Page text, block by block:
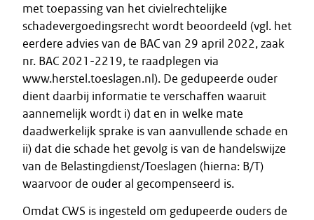
met toepassing van het civielrechtelijke
schadevergoedingsrecht wordt beoordeeld (vgl. het
eerdere advies van de BAC van 29 april 2022, zaak
nr. BAC 2021-2219, te raadplegen via
www.herstel.toeslagen.nl). De gedupeerde ouder
dient daarbij informatie te verschaffen waaruit
aannemelijk wordt i) dat en in welke mate
daadwerkelijk sprake is van aanvullende schade en
ii) dat die schade het gevolg is van de handelswijze
van de Belastingdienst/Toeslagen (hierna: B/T)
waarvoor de ouder al gecompenseerd is.
Omdat CWS is ingesteld om gedupeerde ouders de